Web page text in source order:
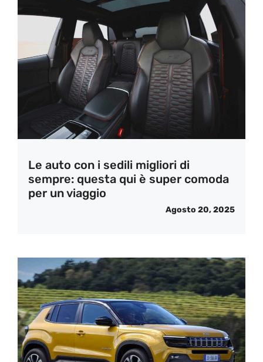
Le auto con i sedili migliori di
sempre: questa qui è super comoda
per un viaggio
Agosto 20, 2025